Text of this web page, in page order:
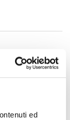
ed